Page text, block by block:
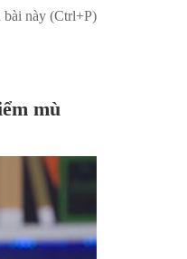
bài này (Ctrl+P)
mù